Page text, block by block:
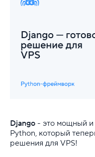
Django - это мощный и
Python, который
решения для VPS!